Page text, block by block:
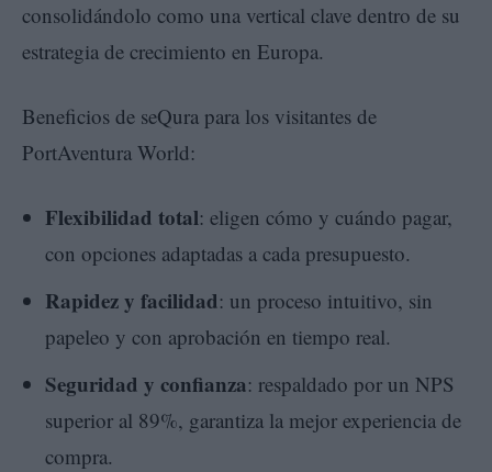
consolidándolo como una vertical clave dentro de su
estrategia de crecimiento en Europa.
Beneficios de seQura para los visitantes de
PortAventura World:
Flexibilidad total: eligen cómo y cuándo pagar,
con opciones adaptadas a cada presupuesto.
Rapidez y facilidad: un proceso intuitivo, sin
papeleo y con aprobación en tiempo real.
Seguridad y confianza: respaldado por un NPS
superior al 89%, garantiza la mejor experiencia de
compra.